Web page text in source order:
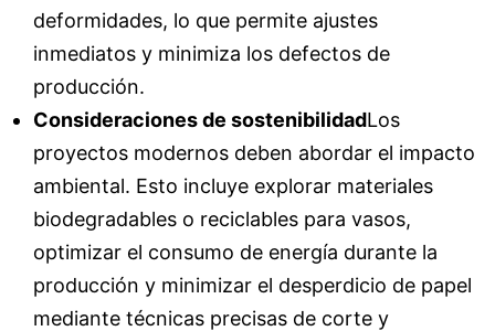
deformidades, lo que permite ajustes
inmediatos y minimiza los defectos de
producción.
Consideraciones de sostenibilidadLos
proyectos modernos deben abordar el impacto
ambiental. Esto incluye explorar materiales
biodegradables o reciclables para vasos,
optimizar el consumo de energía durante la
producción y minimizar el desperdicio de papel
mediante técnicas precisas de corte y